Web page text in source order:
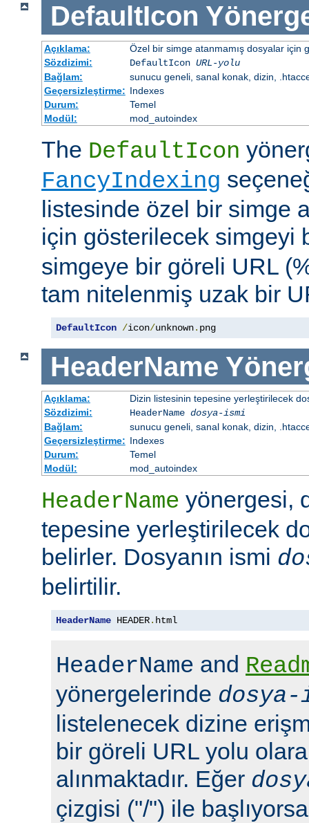
DefaultIcon
Açıklama:
Özel bir simge atanmamış dosyalar için
Sözdizimi:
DefaultIcon URL-yolu
Bağlam:
sunucu geneli, sanal konak, dizin,
Geçersizleştirme: Indexes
Durum:
Temel
Modül:
mod_autoindex
The DefaultIcon
FancyIndexing
listesinde özel bir simge
için gösterilecek simgeyi
simgeye bir göreli URL
tam nitelenmiş uzak bir
DefaultIcon /icon/unknown. png
HeaderName
Açıklama:
Dizin listesinin tepesine yerleştirilecek
Sözdizimi:
HeaderName dosya-ismi
Bağlam:
sunucu geneli, sanal konak, dizin,
Geçersizleştirme: Indexes
Durum:
Temel
Modül:
mod_autoindex
HeaderName yönergesi,
tepesine yerleştirilecek
belirler. Dosyanın ismi
belirtilir.
HeaderName HEADER. html
HeaderName and
yönergelerinde
listelenecek dizine
bir göreli URL yolu
alınmaktadır. Eğer
çizgisi ("/") ile